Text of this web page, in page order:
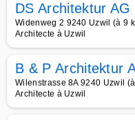
DS Architektur AG
Widenweg 2 9240 Uzwil (à 9
Architecte à Uzwil
B & P Architektur
Wilenstrasse 8A 9240 Uzwil
Architecte à Uzwil